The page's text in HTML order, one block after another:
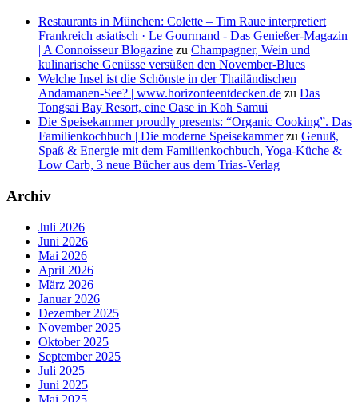
Restaurants in München: Colette – Tim Raue interpretiert
Frankreich asiatisch · Le Gourmand - Das Genießer-Magazin
| A Connoisseur Blogazine zu Champagner, Wein und
kulinarische Genüsse versüßen den November-Blues
Welche Insel ist die Schönste in der Thailändischen
Andamanen-See? | www.horizonteentdecken.de zu Das
Tongsai Bay Resort, eine Oase in Koh Samui
Die Speisekammer proudly presents: “Organic Cooking”. Das
Familienkochbuch | Die moderne Speisekammerzu Genuß,
Spaß & Energie mit dem Familienkochbuch, Yoga-Küche &
Low Carb, 3 neue Bücher aus dem Trias-Verlag
Archiv
Juli 2026
Juni 2026
Mai 2026
April 2026
März 2026
Januar 2026
Dezember 2025
November 2025
Oktober 2025
September 2025
Juli 2025
Juni 2025
Mai 2025